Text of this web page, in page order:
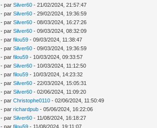
- parSilver60 - 21/02/2024, 21:57:47
- parSilver60 - 29/02/2024, 19:36:59
- parSilver60 - 08/03/2024, 16:27:26
- parSilver60 - 09/03/2024, 08:32:09
- parfilou59 - 09/03/2024, 11:38:47
- parSilver60 - 09/03/2024, 19:36:59
- parfilou59 - 10/03/2024, 09:33:57
- parSilver60 - 10/03/2024, 11:12:50
- parfilou59 - 10/03/2024, 14:23:32
- parSilver60 - 22/03/2024, 15:05:31
- parSilver60 - 02/06/2024, 11:09:20
- parChristophe0110 - 02/06/2024, 11:50:49
- parrichardpub - 05/06/2024, 16:22:06
- parSilver60 - 11/08/2024, 16:18:27
- parfilou59 - 11/08/2024, 19:11:07